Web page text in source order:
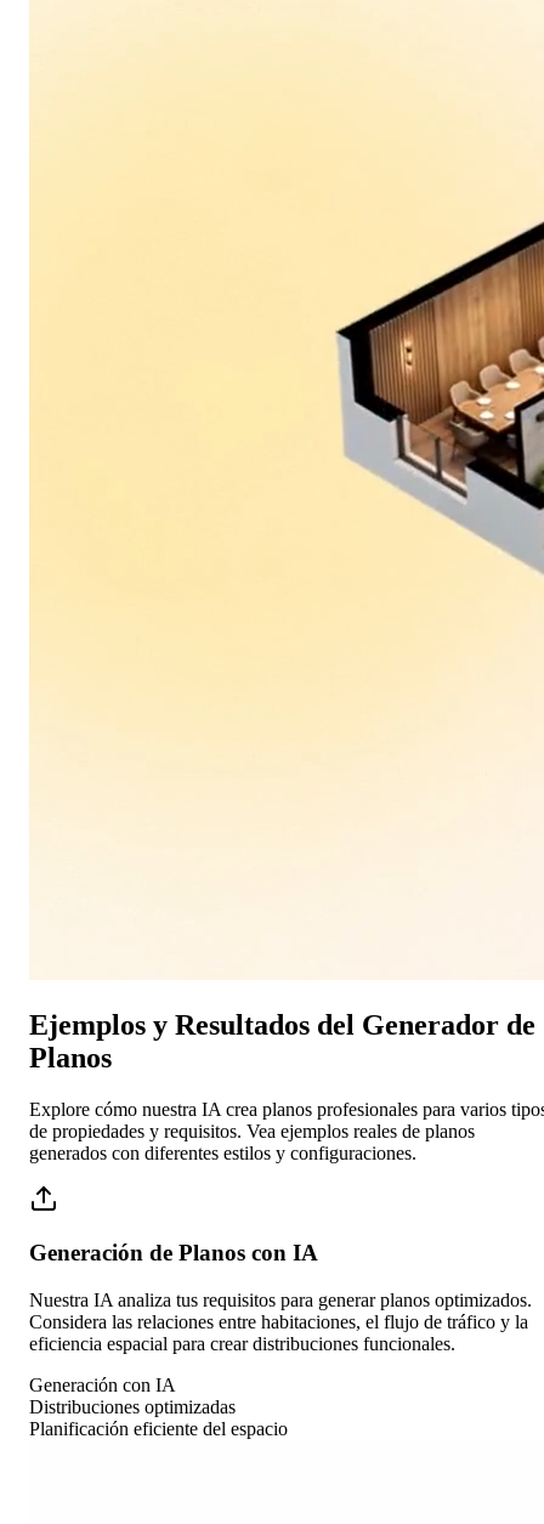
Ejemplos y Resultados del Generador de
Planos
Explore cómo nuestra IA crea planos profesionales para varios
de propiedades y requisitos. Vea ejemplos reales de planos
generados con diferentes estilos y configuraciones.
Generación de Planos con IA
Nuestra IA analiza tus requisitos para generar planos optimizados.
Considera las relaciones entre habitaciones, el flujo de tráfico y la
eficiencia espacial para crear distribuciones funcionales.
Generación con IA
Distribuciones optimizadas
Planificación eficiente del espacio